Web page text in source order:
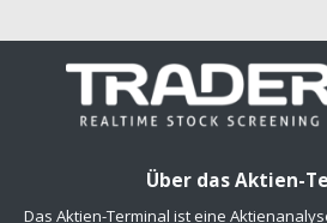
Über das Aktien-
Das Aktien-Terminal ist eine